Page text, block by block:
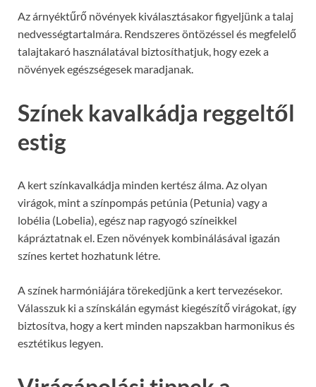
Az árnyéktűrő növények kiválasztásakor figyeljünk a talaj
nedvességtartalmára. Rendszeres öntözéssel és megfelelő
talajtakaró használatával biztosíthatjuk, hogy ezek a
növények egészségesek maradjanak.
Színek kavalkádja reggeltől
estig
A kert színkavalkádja minden kertész álma. Az olyan
virágok, mint a színpompás petúnia (Petunia) vagy a
lobélia (Lobelia), egész nap ragyogó színeikkel
kápráztatnak el. Ezen növények kombinálásával igazán
színes kertet hozhatunk létre.
A színek harmóniájára törekedjünk a kert tervezésekor.
Válasszuk ki a színskálán egymást kiegészítő virágokat, így
biztosítva, hogy a kert minden napszakban harmonikus és
esztétikus legyen.